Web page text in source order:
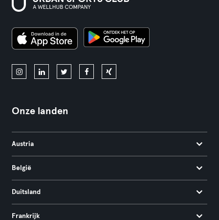
Onze landen
Austria
België
Duitsland
Frankrijk